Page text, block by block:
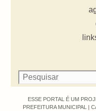
ESSE PORTAL É UM
PREFEITURA MUNICIPAL |